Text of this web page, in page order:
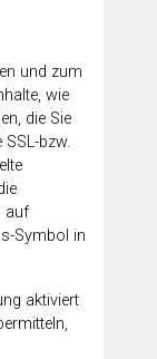
und zum
wie
die Sie
bzw.
auf
Symbol in
aktiviert